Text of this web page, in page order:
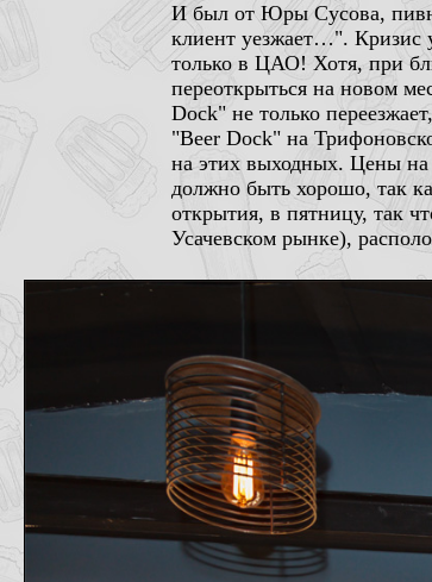
И был от Юры Сусова,
клиент уезжает…". Кризис
только в ЦАО! Хотя, при
переоткрыться на новом
Dock" не только
"Beer Dock" на
на этих выходных. Цены
должно быть хорошо, так
открытия, в пятницу, так
Усачевском рынке),